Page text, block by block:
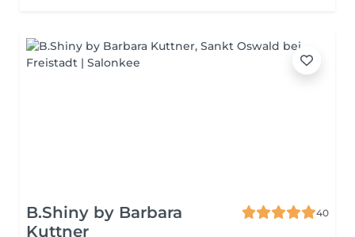
B.Shiny by Barbara
Kuttner
40